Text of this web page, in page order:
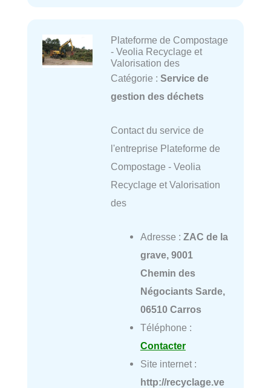
Plateforme de Compostage
- Veolia Recyclage et
Valorisation des
Catégorie : Service de
gestion des déchets
Contact du service de
l'entreprise Plateforme de
Compostage - Veolia
Recyclage et Valorisation
des
Adresse : ZAC de la
grave, 9001
Chemin des
Négociants Sarde,
06510 Carros
Téléphone :
Contacter
Site internet :
http://recyclage.ve